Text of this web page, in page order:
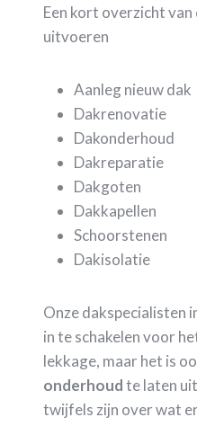
Een kort overzicht
uitvoeren
Aanleg nieuw dak
Dakrenovatie
Dakonderhoud
Dakreparatie
Dakgoten
Dakkapellen
Schoorstenen
Dakisolatie
Onze dakspecialisten
in te schakelen voor
lekkage, maar het is
onderhoudte laten
twijfels zijn over wat